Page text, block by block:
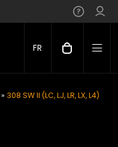
FR
» 308 SW II (LC, LJ, LR, LX, L4)